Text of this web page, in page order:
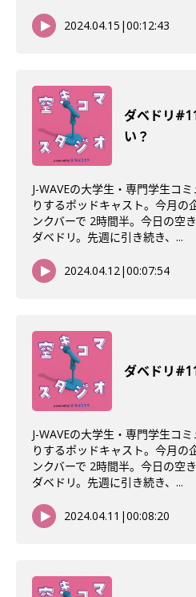
2024.04.15 |00:12:43
ダベドリ
い？
J-WAVEの大学生・専門学生コ
りするポッドキャスト。今月の
ンクバーで 2時間半。今日の空
ダベドリ。先週に引き続き、...
2024.04.12|00:07:54
ダベドリ
J-WAVEの大学生・専門学生コ
りするポッドキャスト。今月の
ンクバーで 2時間半。今日の空
ダベドリ。先週に引き続き、...
2024.04.11 |00:08:20